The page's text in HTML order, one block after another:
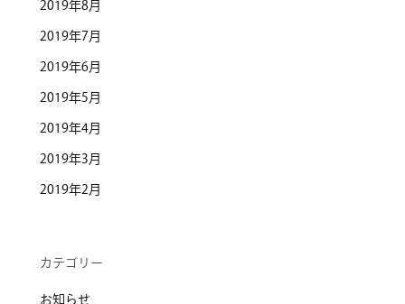
2019年8月
2019年7月
2019年6月
2019年5月
2019年4月
2019年3月
2019年2月
カテゴリー
お知らせ